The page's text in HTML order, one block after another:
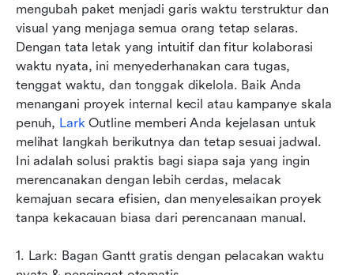
mengubah paket menjadi garis waktu terstruktur dan
visual yang menjaga semua orang tetap selaras.
Dengan tata letak yang intuitif dan fitur kolaborasi
waktu nyata, ini menyederhanakan cara tugas,
tenggat waktu, dan tonggak dikelola. Baik Anda
menangani proyek internal kecil atau kampanye skala
penuh, Lark Outline memberi Anda kejelasan untuk
melihat langkah berikutnya dan tetap sesuai jadwal.
Ini adalah solusi praktis bagi siapa saja yang ingin
merencanakan dengan lebih cerdas, melacak
kemajuan secara efisien, dan menyelesaikan proyek
tanpa kekacauan biasa dari perencanaan manual.
1. Lark: Bagan Gantt gratis dengan pelacakan waktu
Cara memanfaatkan secara maksimal pembuat
bagan Gantt gratis
Kesimpulan
Bacaan terkait